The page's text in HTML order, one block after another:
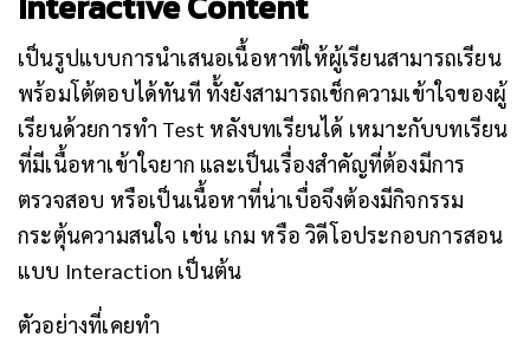
เป็นรูปแบบการนำเสนอเนื้อหาที่ให้ผู้เรียนสามารถเรียน
พร้อมโต้ตอบได้ทันที ทั้งยังสามารถเช็กความเข้าใจของผู้
เรียนด้วยการทำ Test หลังบทเรียนได้ เหมาะกับบทเรียน
ที่มีเนื้อหาเข้าใจยาก และเป็นเรื่องสำคัญที่ต้องมีการ
ตรวจสอบ หรือเป็นเนื้อหาที่น่าเบื่อจึงต้องมีกิจกรรม
กระตุ้นความสนใจ เช่น เกม หรือ วิดีโอประกอบการสอน
แบบ Interaction เป็นต้น
ตัวอย่างที่เคยทำ